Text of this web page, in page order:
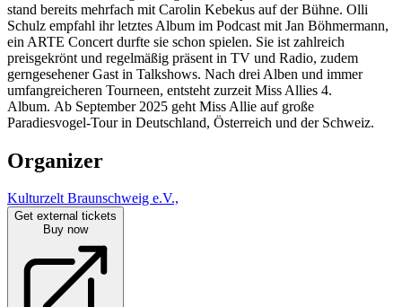
stand bereits mehrfach mit Carolin Kebekus auf der Bühne. Olli
Schulz empfahl ihr letztes Album im Podcast mit Jan Böhmermann,
ein ARTE Concert durfte sie schon spielen. Sie ist zahlreich
preisgekrönt und regelmäßig präsent in TV und Radio, zudem
gerngesehener Gast in Talkshows. Nach drei Alben und immer
umfangreicheren Tourneen, entsteht zurzeit Miss Allies 4.
Album. Ab September 2025 geht Miss Allie auf große
Paradiesvogel-Tour in Deutschland, Österreich und der Schweiz.
Organizer
Kulturzelt Braunschweig e.V.,
Get external tickets
Buy now